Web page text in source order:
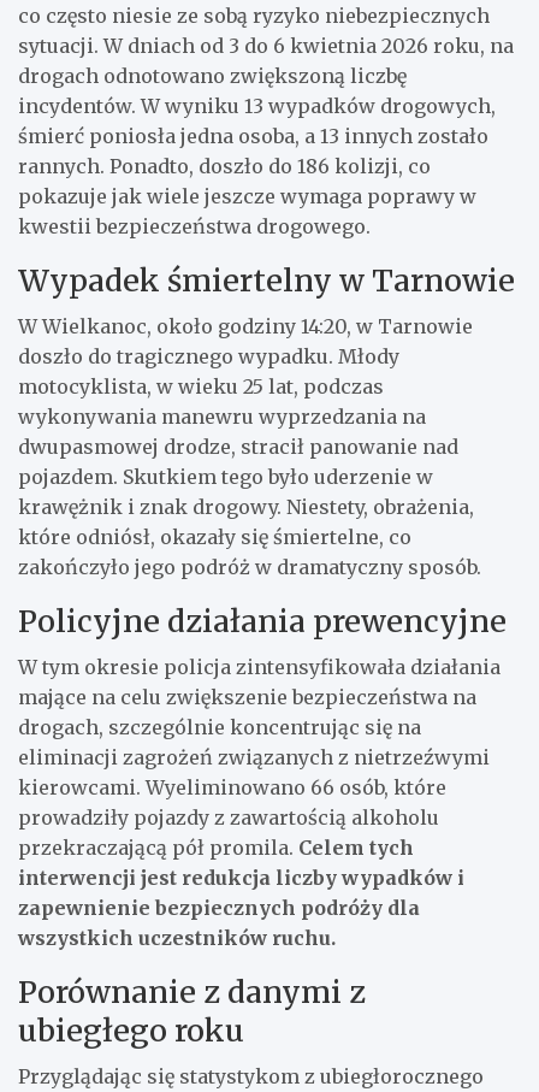
co często niesie ze sobą ryzyko niebezpiecznych
sytuacji. W dniach od 3 do 6 kwietnia 2026 roku, na
drogach odnotowano zwiększoną liczbę
incydentów. W wyniku 13 wypadków drogowych,
śmierć poniosła jedna osoba, a 13 innych zostało
rannych. Ponadto, doszło do 186 kolizji, co
pokazuje jak wiele jeszcze wymaga poprawy w
kwestii bezpieczeństwa drogowego.
Wypadek śmiertelny w Tarnowie
W Wielkanoc, około godziny 14:20, w Tarnowie
doszło do tragicznego wypadku. Młody
motocyklista, w wieku 25 lat, podczas
wykonywania manewru wyprzedzania na
dwupasmowej drodze, stracił panowanie nad
pojazdem. Skutkiem tego było uderzenie w
krawężnik i znak drogowy. Niestety, obrażenia,
które odniósł, okazały się śmiertelne, co
zakończyło jego podróż w dramatyczny sposób.
Policyjne działania prewencyjne
W tym okresie policja zintensyfikowała działania
mające na celu zwiększenie bezpieczeństwa na
drogach, szczególnie koncentrując się na
eliminacji zagrożeń związanych z nietrzeźwymi
kierowcami. Wyeliminowano 66 osób, które
prowadziły pojazdy z zawartością alkoholu
przekraczającą pół promila. Celem tych
interwencji jest redukcja liczby wypadków i
zapewnienie bezpiecznych podróży dla
wszystkich uczestników ruchu.
Porównanie z danymi z
ubiegłego roku
Przyglądając się statystykom z ubiegłorocznego